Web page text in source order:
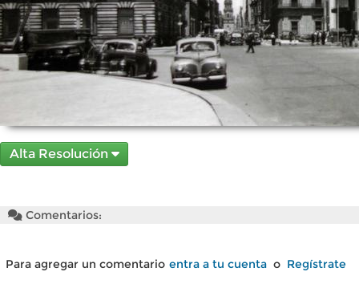
Alta Resolución
Comentarios:
Para agregar un comentario entra a tu cuenta o Regístrate